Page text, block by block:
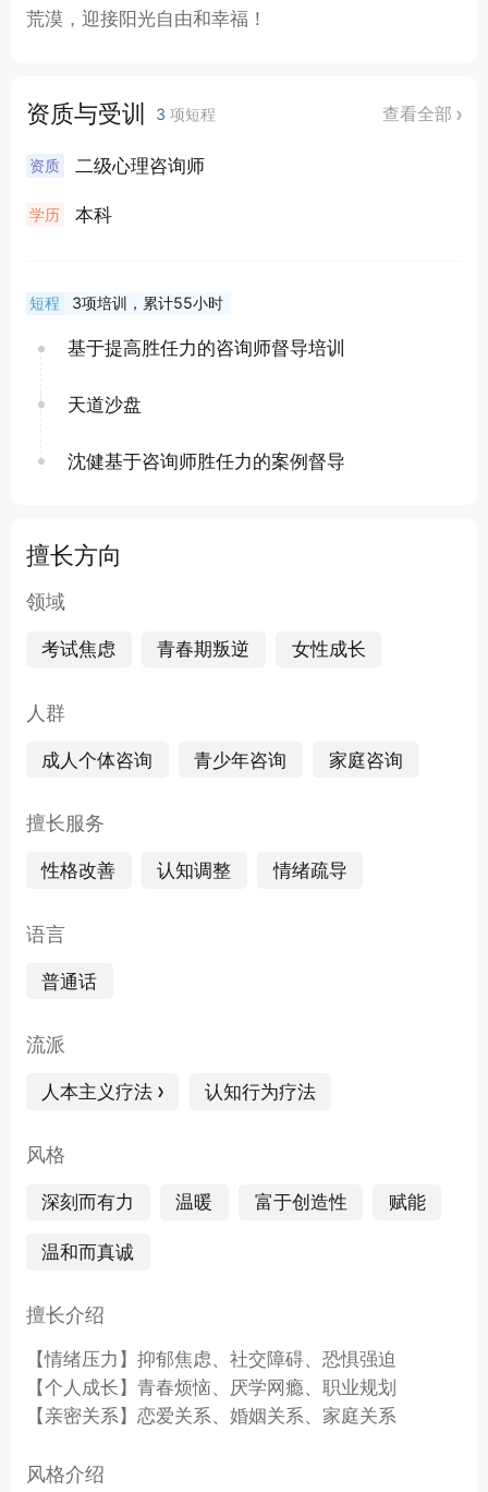
资质与受训 3 项短程 查看全部
资质 二级心理咨询师
学历 本科
短程 3项培训，累计55小时
基于提高胜任力的咨询师督导培训
天道沙盘
沈健基于咨询师胜任力的案例督导
擅长方向
领域
考试焦虑 青春期叛逆 女性成长
人群
成人个体咨询 青少年咨询 家庭咨询
擅长服务
性格改善 认知调整 情绪疏导
语言
普通话
流派
人本主义疗法 认知行为疗法
风格
深刻而有力 温暖 富于创造性 赋能
温和而真诚
擅长介绍
【情绪压力】抑郁焦虑、社交障碍、恐惧强迫
【个人成长】青春烦恼、厌学网瘾、职业规划
【亲密关系】恋爱关系、婚姻关系、家庭关系
风格介绍